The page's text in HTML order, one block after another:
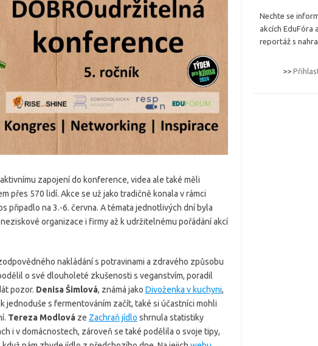
zapojení do konference, videa ale také měli
přes 570 lidí. Akce se už jako tradičně konala v rámci
připadlo na 3.-6. června. A témata jednotlivých dní byla
organizace i firmy až k udržitelnému pořádání akcí
nakládání s potravinami a zdravého způsobu
o své dlouholeté zkušenosti s veganstvím, poradil
pozor. Denisa Šimlová, známá jako Divoženka v kuchyni,
jednoduše s fermentováním začít, také si účastníci mohli
Tereza Modlováze Zachraň jídlo shrnula statistiky
i v domácnostech, zároveň se také podělila o svoje tipy,
Nechte se
akcích EduFóra
reportáž s
>>